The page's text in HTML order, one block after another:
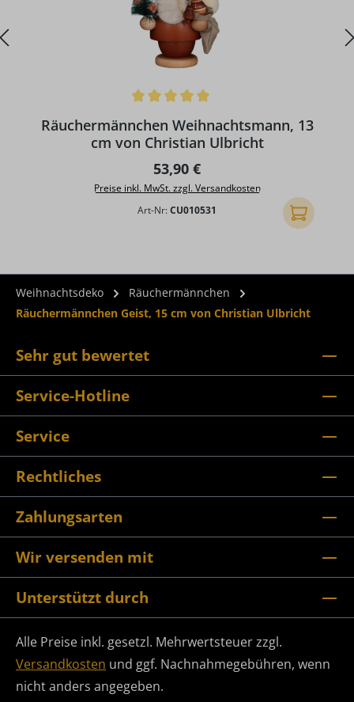
Räuchermännchen Weihnachtsmann, 13
cm von Christian Ulbricht
Regulärer Preis:
53,90 €
Preise inkl. MwSt. zzgl. Versandkosten
Art-Nr:CU010531 In den
Weihnachtsdeko
Räuchermännchen
Räuchermännchen Geist, 15 cm von Christian Ulbricht
Sehr gut bewertet
Service-Hotline
Service
Rechtliches
Zahlungsarten
Wir versenden mit
Unterstützt durch
Alle Preise inkl. gesetzl. Mehrwertsteuer zzgl.
Versandkosten und ggf. Nachnahmegebühren, wenn
nicht anders angegeben.